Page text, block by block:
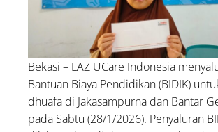
Bekasi – LAZ UCare Indonesia
Bantuan Biaya Pendidikan (BIDIK)
dhuafa di Jakasampurna dan Bantar
pada Sabtu (28/1/2026). Penyaluran